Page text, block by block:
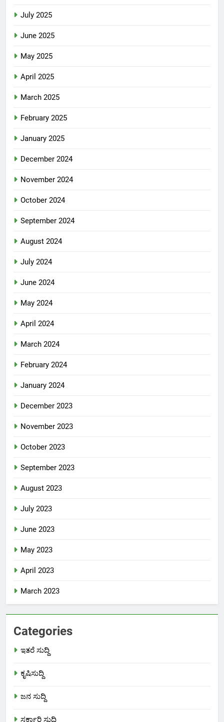
July 2025
June 2025
May 2025
April 2025
March 2025
February 2025
January 2025
December 2024
November 2024
October 2024
September 2024
August 2024
July 2024
June 2024
May 2024
April 2024
March 2024
February 2024
January 2024
December 2023
November 2023
October 2023
September 2023
August 2023
July 2023
June 2023
May 2023
April 2023
March 2023
Categories
ಇತರೆ ಸುದ್ದಿ
ಕೃಷಿಸುದ್ದಿ
ಜನ ಸುದ್ದಿ
ಸರ್ಕಾರಿ ಸುದ್ದಿ